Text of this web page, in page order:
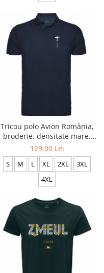
Tricou polo Avion România,
broderie, densitate mare,
culoare bleumarin, CRP99
129,00 Lei
S M L XL 2XL
3XL
4XL